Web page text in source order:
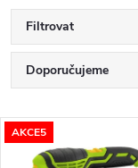
Filtrovat
Ř
a
Doporučujeme
Nejdražší
V
AKCE5